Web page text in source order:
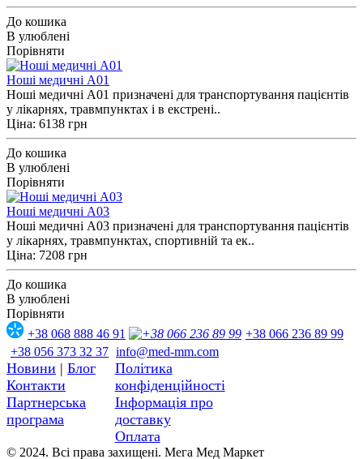
До кошика
В улюблені
Порівняти
Ноші медичні A01
Ноші медичні A01 призначені для транспортування пацієнтів
у лікарнях, травмпунктах і в екстрені..
Ціна: 6138 грн
До кошика
В улюблені
Порівняти
Ноші медичні A03
Ноші медичні A03 призначені для транспортування пацієнтів
у лікарнях, травмпунктах, спортивній та ек..
Ціна: 7208 грн
До кошика
В улюблені
Порівняти
+38 068 888 46 91
+38 066 236 89 99
+38 056 373 32 37 info@med-mm.com
Новини | Блог
Контакти
Партнерська
програма
Політика
конфіденційності
Інформація про
доставку
Оплата
© 2024. Всі права захищені. Мега Мед Маркет